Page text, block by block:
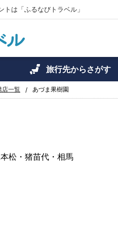
は「ふるなびトラベル」
旅行先からさがす
店一覧 あづま果樹園
松・猪苗代・相馬